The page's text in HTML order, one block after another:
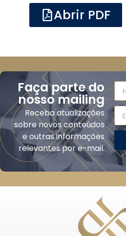
Abrir PDF
Faça parte do
nosso mailing
Receba atualizações
sobre novos conteúdos
e outras informações
relevantes por e-mail.